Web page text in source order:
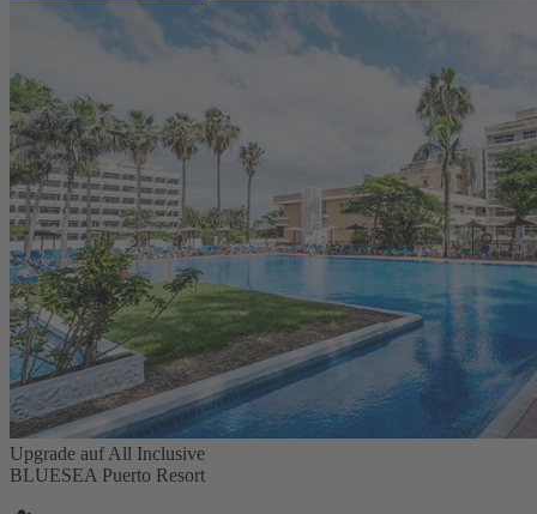
Upgrade auf All Inclusive
BLUESEA Puerto Resort